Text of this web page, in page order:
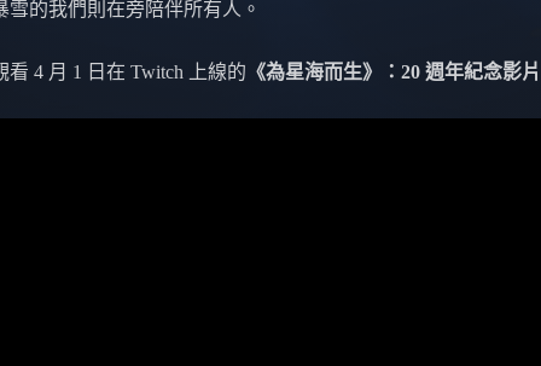
雪的我們則在旁陪伴所有人。
看 4 月 1 日在 Twitch 上線的 《為星海而生》：20 週年紀念影片